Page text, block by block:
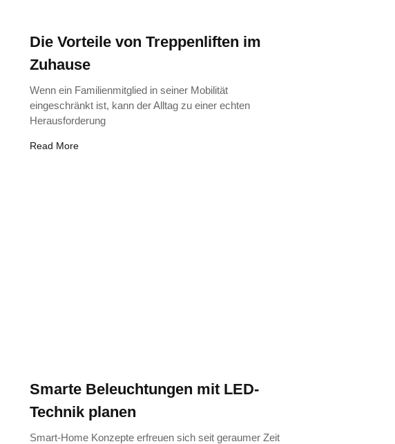
Die Vorteile von Treppenliften im
Zuhause
Wenn ein Familienmitglied in seiner Mobilität
eingeschränkt ist, kann der Alltag zu einer echten
Herausforderung
Read More
Smarte Beleuchtungen mit LED-
Technik planen
Smart-Home Konzepte erfreuen sich seit geraumer Zeit